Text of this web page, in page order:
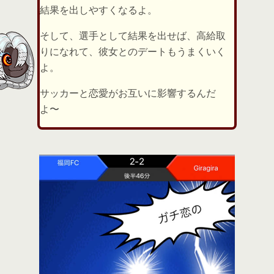
結果を出しやすくなるよ。
そして、選手として結果を出せば、高給取
りになれて、彼女とのデートもうまくいく
よ。
サッカーと恋愛がお互いに影響するんだ
よ〜